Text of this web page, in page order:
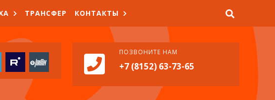
ТРАНСФЕР КОНТАКТЫ
ПОЗВОНИТЕ НАМ
+7 (8152) 63-73-65